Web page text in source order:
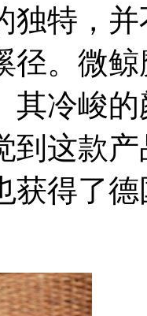
独特，
径。微
其冷峻
到这款
获得了